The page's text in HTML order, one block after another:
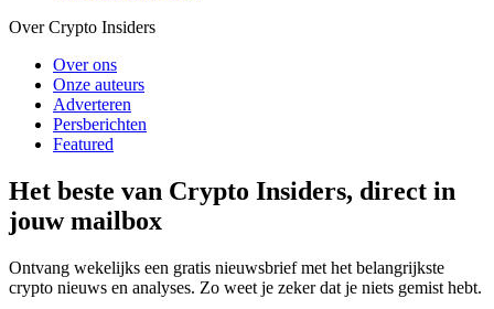
Over Crypto Insiders
Over ons
Onze auteurs
Adverteren
Persberichten
Featured
Het beste van Crypto Insiders, direct in
jouw mailbox
Ontvang wekelijks een gratis nieuwsbrief met het belangrijkste
crypto nieuws en analyses. Zo weet je zeker dat je niets gemist hebt.